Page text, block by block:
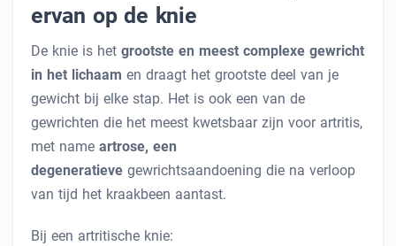
ervan op de knie
De knie is het grootste en meest complexe gewricht
in het lichaam en draagt ​​het grootste deel van je
gewicht bij elke stap. Het is ook een van de
gewrichten die het meest kwetsbaar zijn voor artritis,
met name artrose, een
degeneratieve gewrichtsaandoening die na verloop
van tijd het kraakbeen aantast.
Bij een artritische knie: